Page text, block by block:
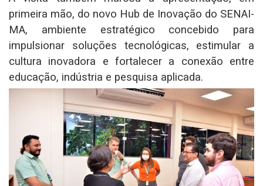
primeira mão, do novo Hub de Inovação do SENAI-
MA, ambiente estratégico concebido para
impulsionar soluções tecnológicas, estimular a
cultura inovadora e fortalecer a conexão entre
educação, indústria e pesquisa aplicada.